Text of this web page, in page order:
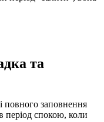
та
повного заповнення
період спокою, коли